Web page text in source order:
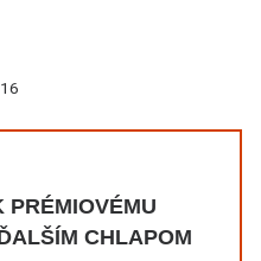
PRÉMIOVÉMU
CHLAPOM